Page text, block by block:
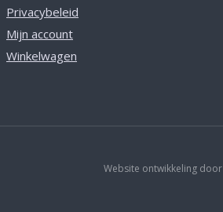
Privacybeleid
Mijn account
Winkelwagen
Website ontwikkeling door